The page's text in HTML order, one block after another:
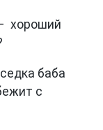
хороший
баба
с